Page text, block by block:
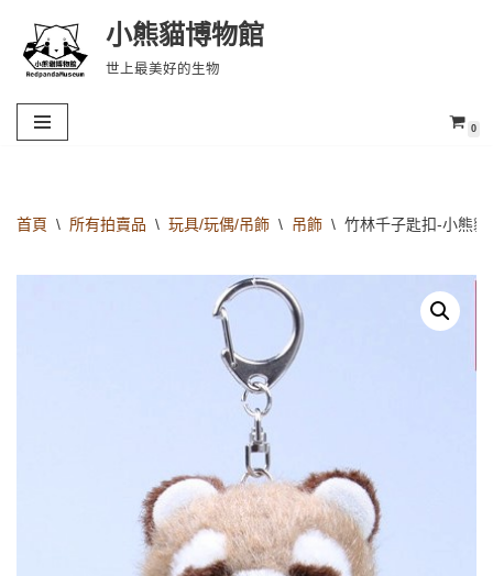
Skip
content
小熊貓博物館
世上最美好的生物
0
首頁 \ 所有拍賣品 \ 玩具/玩偶/吊飾 \ 吊飾 \ 竹林千子匙扣-小熊貓